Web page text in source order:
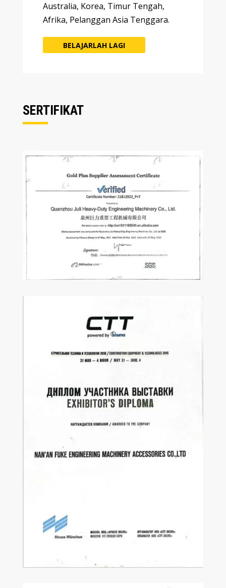
Australia, Korea, Timur Tengah,
Afrika, Pelanggan Asia Tenggara.
BELAJARLAH LAGI
SERTIFIKAT